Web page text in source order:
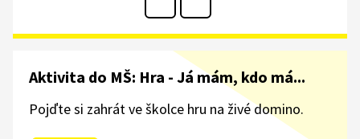
Aktivita do MŠ: Hra - Já mám, kdo má...
Pojďte si zahrát ve školce hru na živé domino.